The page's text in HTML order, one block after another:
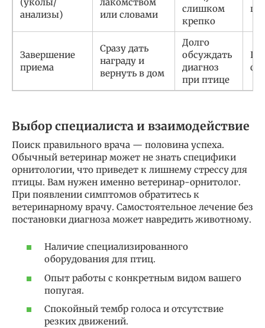
анализы)
или словами
слишком
крепко
Завершение
приема
Сразу дать
награду и
вернуть в дом
Долго
обсуждать
диагноз
при птице
Выбор специалиста и взаимодействие
Поиск правильного врача — половина успеха.
Обычный ветеринар может не знать специфики
орнитологии, что приведет к лишнему стрессу для
птицы. Вам нужен именно ветеринар-орнитолог.
При появлении симптомов обратитесь к
ветеринарному врачу. Самостоятельное лечение без
постановки диагноза может навредить животному.
Наличие специализированного
оборудования для птиц.
Опыт работы с конкретным видом вашего
попугая.
Спокойный тембр голоса и отсутствие
резких движений.